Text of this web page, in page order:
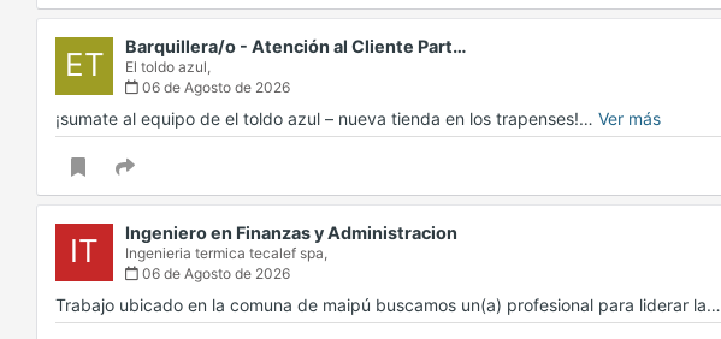
ET Barquillera/o - Atención al Cliente Part…
El toldo azul,
06 de Agosto de 2026
¡sumate al equipo de el toldo azul – nueva tienda en los trapenses!… Ver más
IT Ingeniero en Finanzas y Administracion
Ingenieria termica tecalef spa,
06 de Agosto de 2026
Trabajo ubicado en la comuna de maipú buscamos un(a) profesional para liderar la…